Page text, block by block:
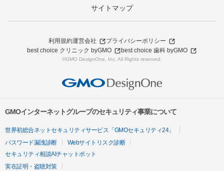
サイトマップ
利用規約運営会社
プライバシーポリシー
best choice クリニック byGMO
best choice 歯科 byGMO
©GMO DesignOne, Inc. All Rights reserved.
GMOインターネットグループのセキュリティ事業について
世界初総合ネットセキュリティサービス「GMOセキュリティ24」
パスワード漏洩診断
Webサイトリスク診断
セキュリティ相談AIチャットボット
実在証明・盗聴対策